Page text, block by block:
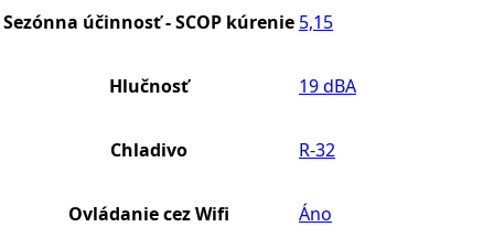
Sezónna účinnosť - SCOP kúrenie 5,15
Hlučnosť 19 dBA
Chladivo R-32
Ovládanie cez Wifi Áno